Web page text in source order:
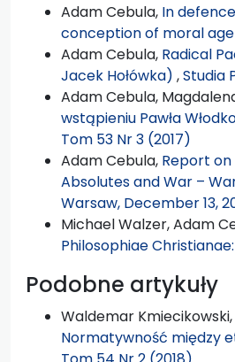
Adam Cebula, In
conception of moral
Adam Cebula, Radical
Jacek Hołówka) ,Studia
Adam Cebula,
wstąpieniu Pawła
Tom 53 Nr 3 (2017)
Adam Cebula, Report on
Absolutes and War –
Warsaw, December 13,
Michael Walzer, Adam
Philosophiae
Podobne artykuły
Waldemar Kmiecikowski,
Normatywność między